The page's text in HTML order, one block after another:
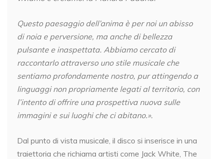
Questo paesaggio dell’anima è per noi un abisso
di noia e perversione, ma anche di bellezza
pulsante e inaspettata. Abbiamo cercato di
raccontarlo attraverso uno stile musicale che
sentiamo profondamente nostro, pur attingendo a
linguaggi non propriamente legati al territorio, con
l’intento di offrire una prospettiva nuova sulle
immagini e sui luoghi che ci abitano.».
Dal punto di vista musicale, il disco si inserisce in una
traiettoria che richiama artisti come Jack White, The